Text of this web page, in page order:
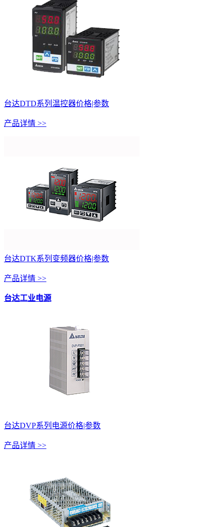
台达DTD系列温控器价格|参数
产品详情 >>
台达DTK系列变频器价格|参数
产品详情 >>
台达工业电源
台达DVP系列电源价格|参数
产品详情 >>